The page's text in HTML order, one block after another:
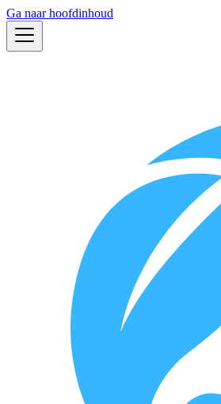
Ga naar hoofdinhoud